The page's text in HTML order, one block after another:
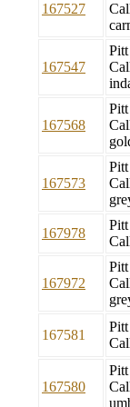
167527
167547
167568
167573
167978
167972
167581
167580